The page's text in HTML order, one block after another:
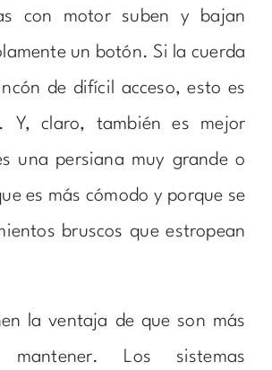
con motor suben y bajan
un botón. Si la cuerda
de difícil acceso, esto es
Y, claro, también es mejor
una persiana muy grande o
es más cómodo y porque se
bruscos que estropean
la ventaja de que son más
Los sistemas